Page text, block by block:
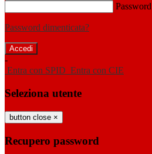
Password
Password dimenticata?
-
Entra con SPID Entra con CIE
Seleziona utente
button close ×
Recupero password